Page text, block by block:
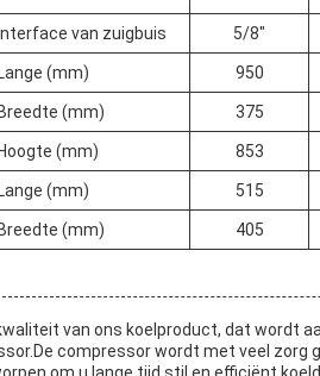
Interface van zuigbuis 5/8"
Lange (mm) 950
Breedte (mm) 375
Hoogte (mm) 853
Lange (mm) 515
Breedte (mm) 405
van ons koelproduct, dat wordt
compressor wordt met veel zorg